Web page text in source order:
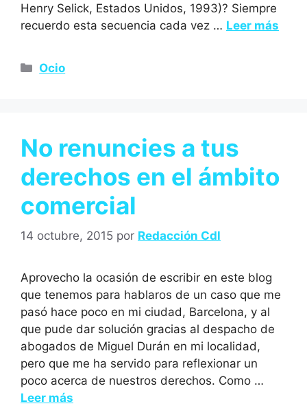
Henry Selick, Estados Unidos, 1993)? Siempre
recuerdo esta secuencia cada vez … Leer más
Ocio
No renuncies a tus
derechos en el ámbito
comercial
14 octubre, 2015 por Redacción Cdl
Aprovecho la ocasión de escribir en este blog
que tenemos para hablaros de un caso que me
pasó hace poco en mi ciudad, Barcelona, y al
que pude dar solución gracias al despacho de
abogados de Miguel Durán en mi localidad,
pero que me ha servido para reflexionar un
poco acerca de nuestros derechos. Como …
Leer más